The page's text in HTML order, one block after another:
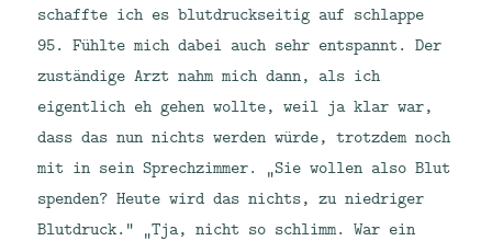
schaffte ich es blutdruckseitig auf schlappe
95. Fühlte mich dabei auch sehr entspannt. Der
zuständige Arzt nahm mich dann, als ich
eigentlich eh gehen wollte, weil ja klar war,
dass das nun nichts werden würde, trotzdem noch
mit in sein Sprechzimmer. „Sie wollen also Blut
spenden? Heute wird das nichts, zu niedriger
Blutdruck.“ „Tja, nicht so schlimm. War ein